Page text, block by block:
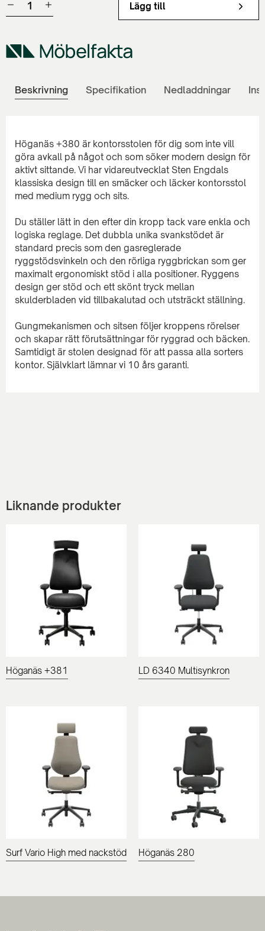
Lägg till
Beskrivning Specifikation Nedladdningar
Höganäs +380 är kontorsstolen för dig som inte vill
göra avkall på något och som söker modern design för
aktivt sittande. Vi har vidareutvecklat Sten Engdals
klassiska design till en smäcker och läcker kontorsstol
med medium rygg och sits.
Du ställer lätt in den efter din kropp tack vare enkla och
logiska reglage. Det dubbla unika svankstödet är
standard precis som den gasreglerade
ryggstödsvinkeln och den rörliga ryggbrickan som ger
maximalt ergonomiskt stöd i alla positioner. Ryggens
design ger stöd och ett skönt tryck mellan
skulderbladen vid tillbakalutad och utsträckt ställning.
Gungmekanismen och sitsen följer kroppens rörelser
och skapar rätt förutsättningar för ryggrad och bäcken.
Samtidigt är stolen designad för att passa alla sorters
Liknande produkter
Höganäs +381 LD 6340 Multisynkron
Surf Vario High med nackstöd Höganäs 280